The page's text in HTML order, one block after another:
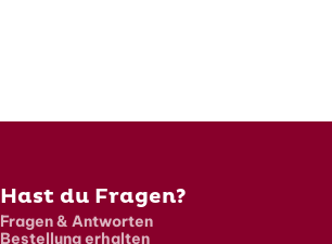
Hast du Fragen?
Fragen & Antworten
Bestellung erhalten